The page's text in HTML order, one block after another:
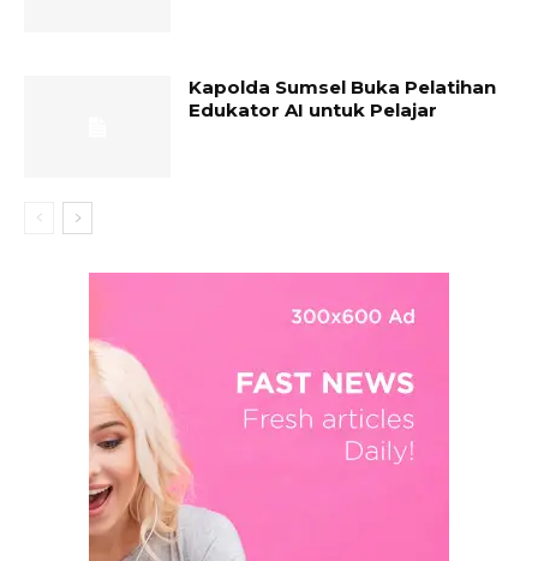
Kapolda Sumsel Buka Pelatihan
Edukator AI untuk Pelajar